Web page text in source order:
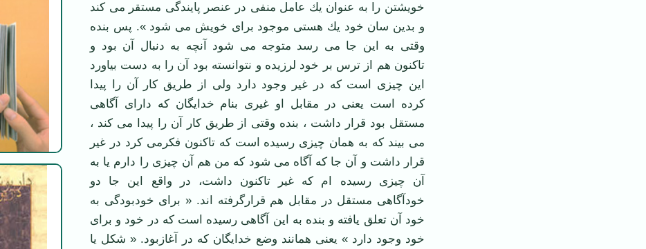
خویشتن را به عنوان یك عامل منفی در عنصر پایندگی مستقر می ‌كند
و بدین ‌سان خود یك هستی موجود برای خویش می ‌شود ». پس بنده
وقتی به این جا می ‌رسد متوجه می ‌شود آنچه به دنبال آن بود و
تاكنون هم از ترس بر خود لرزیده و نتوانسته بود آن را به دست بیاورد
این چیزی است که در غیر وجود دارد ولی از طریق كار آن را پیدا
كرده است یعنی در مقابل او غیری بنام خدایگان كه دارای آگاهی
مستقل بود قرار داشت ، بنده وقتی از طریق كار آن را پیدا می کند ،
می‌ بیند که به همان چیزی رسیده است كه تاكنون فكرمی ‌كرد در غیر
قرار داشت و آن جا که آگاه می ‌شود كه من هم آن چیزی را دارم یا به
آن چیزی رسیده ‌ام كه غیر تاكنون داشت، در واقع این جا دو
خودآگاهی مستقل در مقابل هم قرارگرفته ‌اند. « برای خود‌بودگی به
خود آن تعلق یافته و بنده به این آگاهی رسیده است كه در خود و برای
خود وجود دارد » یعنی همانند وضع خدایگان که در آغازبود. « شكل یا